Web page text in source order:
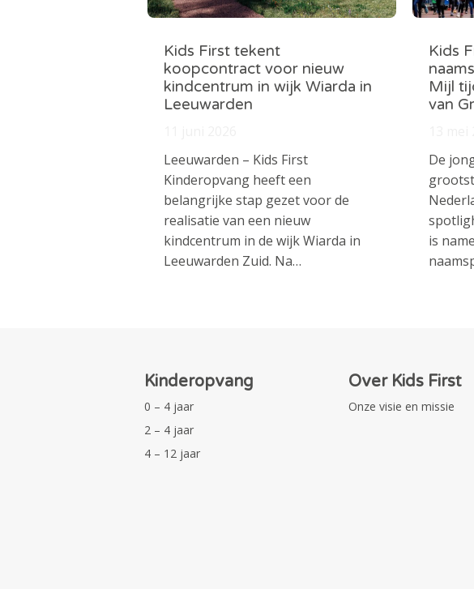
Kids First tekent
koopcontract voor nieuw
kindcentrum in wijk Wiarda in
Leeuwarden
Leeuwarden – Kids First
Kinderopvang heeft een
belangrijke stap gezet voor de
realisatie van een nieuw
kindcentrum in de wijk Wiarda in
Leeuwarden Zuid. Na…
Kids
Mijl
van
De
is
Kinderopvang
0 – 4 jaar
2 – 4 jaar
4 – 12 jaar
Over Kids First
Onze visie en missie